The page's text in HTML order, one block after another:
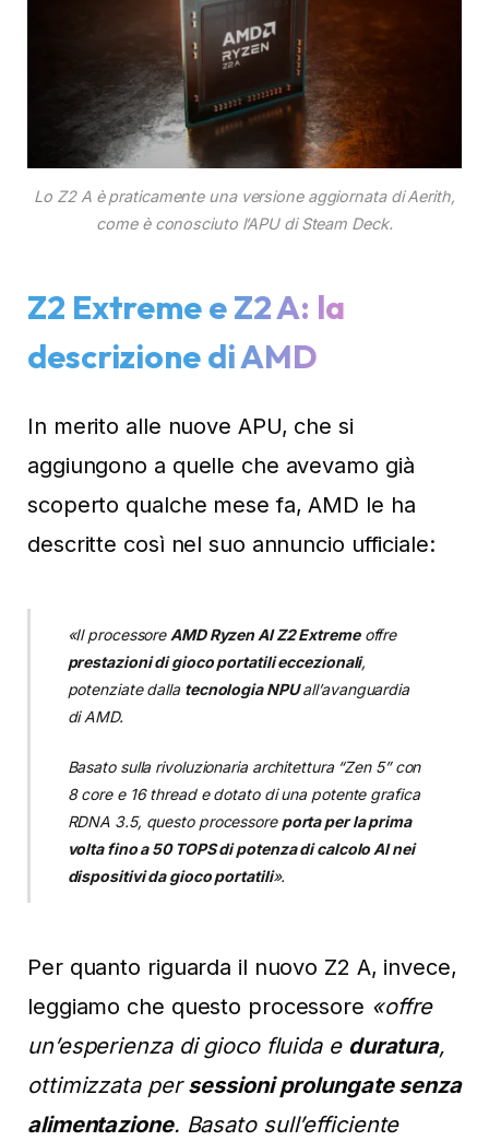
Lo Z2 A è praticamente una versione aggiornata di Aerith,
come è conosciuto l’APU di Steam Deck.
Z2 Extreme e Z2 A: la
descrizione di AMD
In merito alle nuove APU, che si
aggiungono a quelle che avevamo già
scoperto qualche mese fa, AMD le ha
descritte così nel suo annuncio ufficiale:
«Il processore AMD Ryzen AI Z2 Extremeoffre
prestazioni di gioco portatili eccezionali,
potenziate dalla tecnologia NPUall’avanguardia
di AMD.
Basato sulla rivoluzionaria architettura “Zen 5” con
8 core e 16 thread e dotato di una potente grafica
RDNA 3.5, questo processore porta per la prima
volta fino a 50 TOPS di potenza di calcolo AI nei
dispositivi da gioco portatili».
Per quanto riguarda il nuovo Z2 A, invece,
leggiamo che questo processore «offre
un’esperienza di gioco fluida e duratura,
ottimizzata persessioni prolungate senza
alimentazione. Basato sull’efficiente